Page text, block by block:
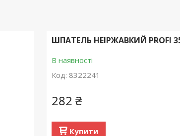
ШПАТЕЛЬ НЕІРЖАВКИЙ PROFI
В наявності
Код: 8322241
282 ₴
Купити